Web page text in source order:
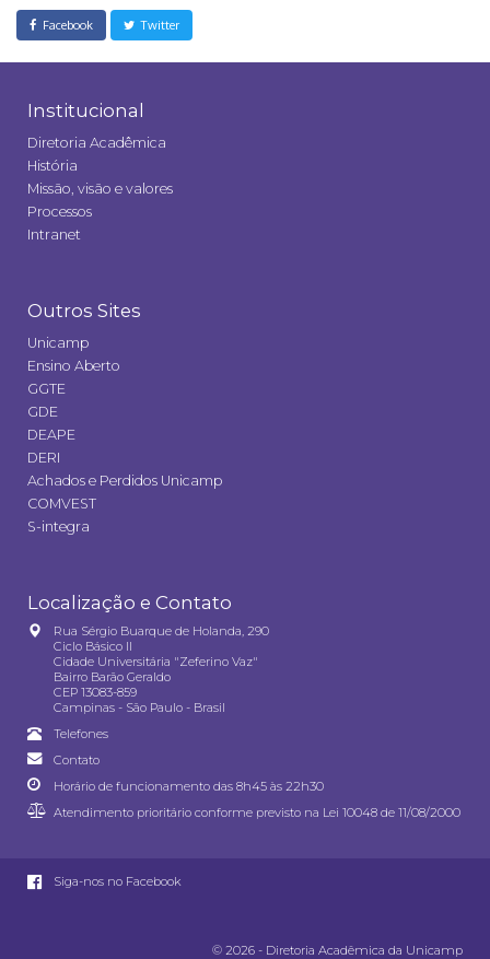
Facebook Twitter
Institucional
Diretoria Acadêmica
História
Missão, visão e valores
Processos
Intranet
Outros Sites
Unicamp
Ensino Aberto
GGTE
GDE
DEAPE
DERI
Achados e Perdidos Unicamp
COMVEST
S-integra
Localização e Contato
Rua Sérgio Buarque de Holanda, 290
Ciclo Básico II
Cidade Universitária "Zeferino Vaz"
Bairro Barão Geraldo
CEP 13083-859
Campinas - São Paulo - Brasil
Telefones
Contato
Horário de funcionamento das 8h45 às 22h30
Atendimento prioritário conforme previsto na Lei 10048 de 11/08/2000
Siga-nos no Facebook
© 2026 - Diretoria Acadêmica da Unicamp